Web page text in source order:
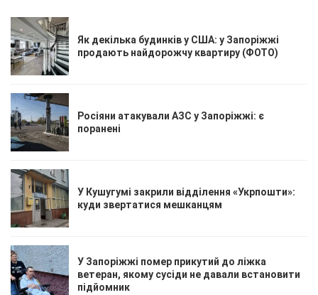
Як декілька будинків у США: у Запоріжжі
продають найдорожчу квартиру (ФОТО)
Росіяни атакували АЗС у Запоріжжі: є
поранені
У Кушугумі закрили відділення «Укрпошти»:
куди звертатися мешканцям
У Запоріжжі помер прикутий до ліжка
ветеран, якому сусіди не давали встановити
підйомник